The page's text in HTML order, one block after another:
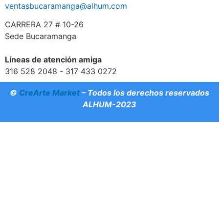
ventasbucaramanga@alhum.com
CARRERA 27 # 10-26
Sede Bucaramanga
Líneas de atención amiga
316 528 2048 - 317 433 0272
© CreArte Market – Todos los derechos reservados
ALHUM-2023